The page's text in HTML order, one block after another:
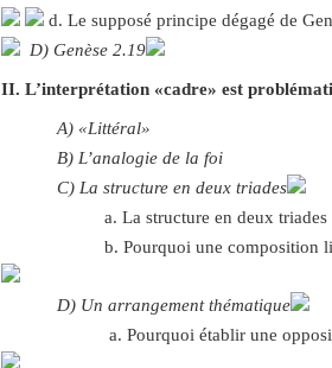
d. Le supposé principe dégagé de
D) Genèse 2.19
II. L’interprétation «cadre» est
A) «Littéral»
B) L’analogie de la foi
C) La structure en deux triades
a. La structure en deux triades
b. Pourquoi une composition
D) Un arrangement thématique
a. Pourquoi établir une